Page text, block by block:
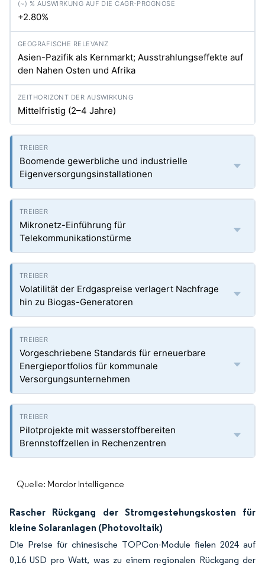
+2.80%
Asien-Pazifik als Kernmarkt; Ausstrahlungseffekte auf
den Nahen Osten und Afrika
Mittelfristig (2–4 Jahre)
Boomende gewerbliche und industrielle
Eigenversorgungsinstallationen
Mikronetz-Einführung für
Telekommunikationstürme
Volatilität der Erdgaspreise verlagert Nachfrage
hin zu Biogas-Generatoren
Vorgeschriebene Standards für erneuerbare
Energieportfolios für kommunale
Versorgungsunternehmen
Pilotprojekte mit wasserstoffbereiten
Brennstoffzellen in Rechenzentren
Quelle: Mordor Intelligence
Rascher Rückgang der Stromgestehungskosten für
kleine Solaranlagen (Photovoltaik)
Die Preise für chinesische TOPCon-Module fielen 2024 auf
0,16 USD pro Watt, was zu einem regionalen Rückgang der